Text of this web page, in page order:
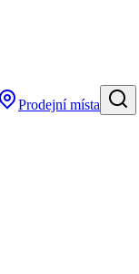
Prodejní místa